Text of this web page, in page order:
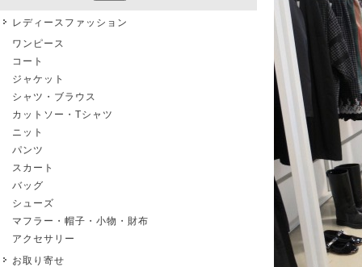
レディースファッション
ワンピース
コート
ジャケット
シャツ・ブラウス
カットソー・Tシャツ
ニット
パンツ
スカート
バッグ
シューズ
マフラー・帽子・小物・財布
アクセサリー
お取り寄せ